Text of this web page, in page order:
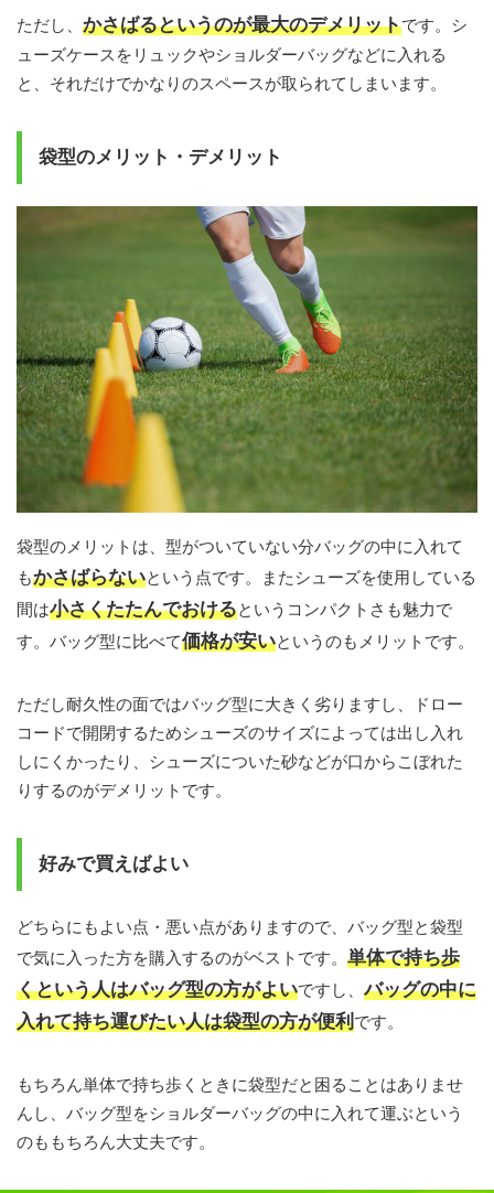
ただし、 かさばるというのが最大のデメリットです。シ
ューズケースをリュックやショルダーバッグなどに入れる
と、それだけでかなりのスペースが取られてしまいます。
袋型のメリット・デメリット
袋型のメリットは、型がついていない分バッグの中に入れて
もかさばらないという点です。またシューズを使用している
間は小さくたたんでおけるというコンパクトさも魅力で
す。バッグ型に比べて価格が安いというのもメリットです。
ただし耐久性の面ではバッグ型に大きく劣りますし、ドロー
コードで開閉するためシューズのサイズによっては出し入れ
しにくかったり、シューズについた砂などが口からこぼれた
りするのがデメリットです。
好みで買えばよい
どちらにもよい点・悪い点がありますので、バッグ型と袋型
で気に入った方を購入するのがベストです。 単体で持ち歩
くという人はバッグ型の方がよいですし、バッグの中に
入れて持ち運びたい人は袋型の方が便利です。
もちろん単体で持ち歩くときに袋型だと困ることはありませ
んし、バッグ型をショルダーバッグの中に入れて運ぶという
のももちろん大丈夫です。